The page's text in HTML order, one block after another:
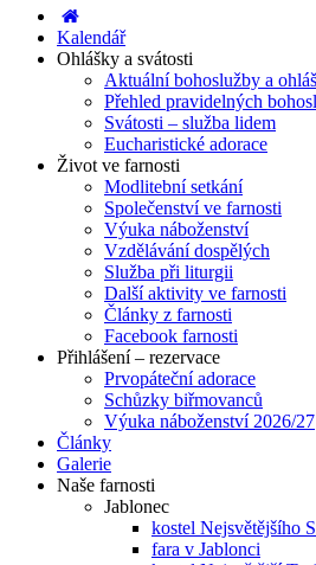
Kalendář
Ohlášky a svátosti
Aktuální bohoslužby a
Přehled pravidelných
Svátosti – služba lidem
Eucharistické adorace
Život ve farnosti
Modlitební setkání
Společenství ve farnosti
Výuka náboženství
Vzdělávání dospělých
Služba při liturgii
Další aktivity ve farnosti
Články z farnosti
Facebook farnosti
Přihlášení – rezervace
Prvopáteční adorace
Schůzky biřmovanců
Výuka náboženství 2026/27
Články
Galerie
Naše farnosti
Jablonec
kostel Nejsvětějšího
fara v Jablonci